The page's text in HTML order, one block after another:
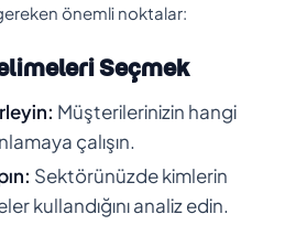
önemli noktalar:
Seçmek
Müşterilerinizin hangi
çalışın.
Sektörünüzde kimlerin
kullandığını analiz edin.